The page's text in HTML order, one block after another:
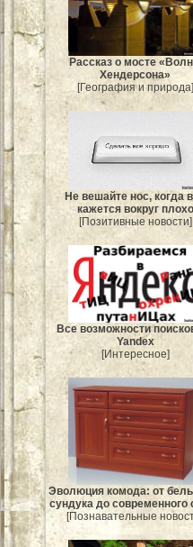
Рассказ о мосте
Хендерсона»
[География и природа]
Не вешайте нос, когда
кажется вокруг плохо
[Позитивные новости]
Все возможности
Yandex
[Интересное]
Эволюция комода: от
сундука до современного
[Познавательные